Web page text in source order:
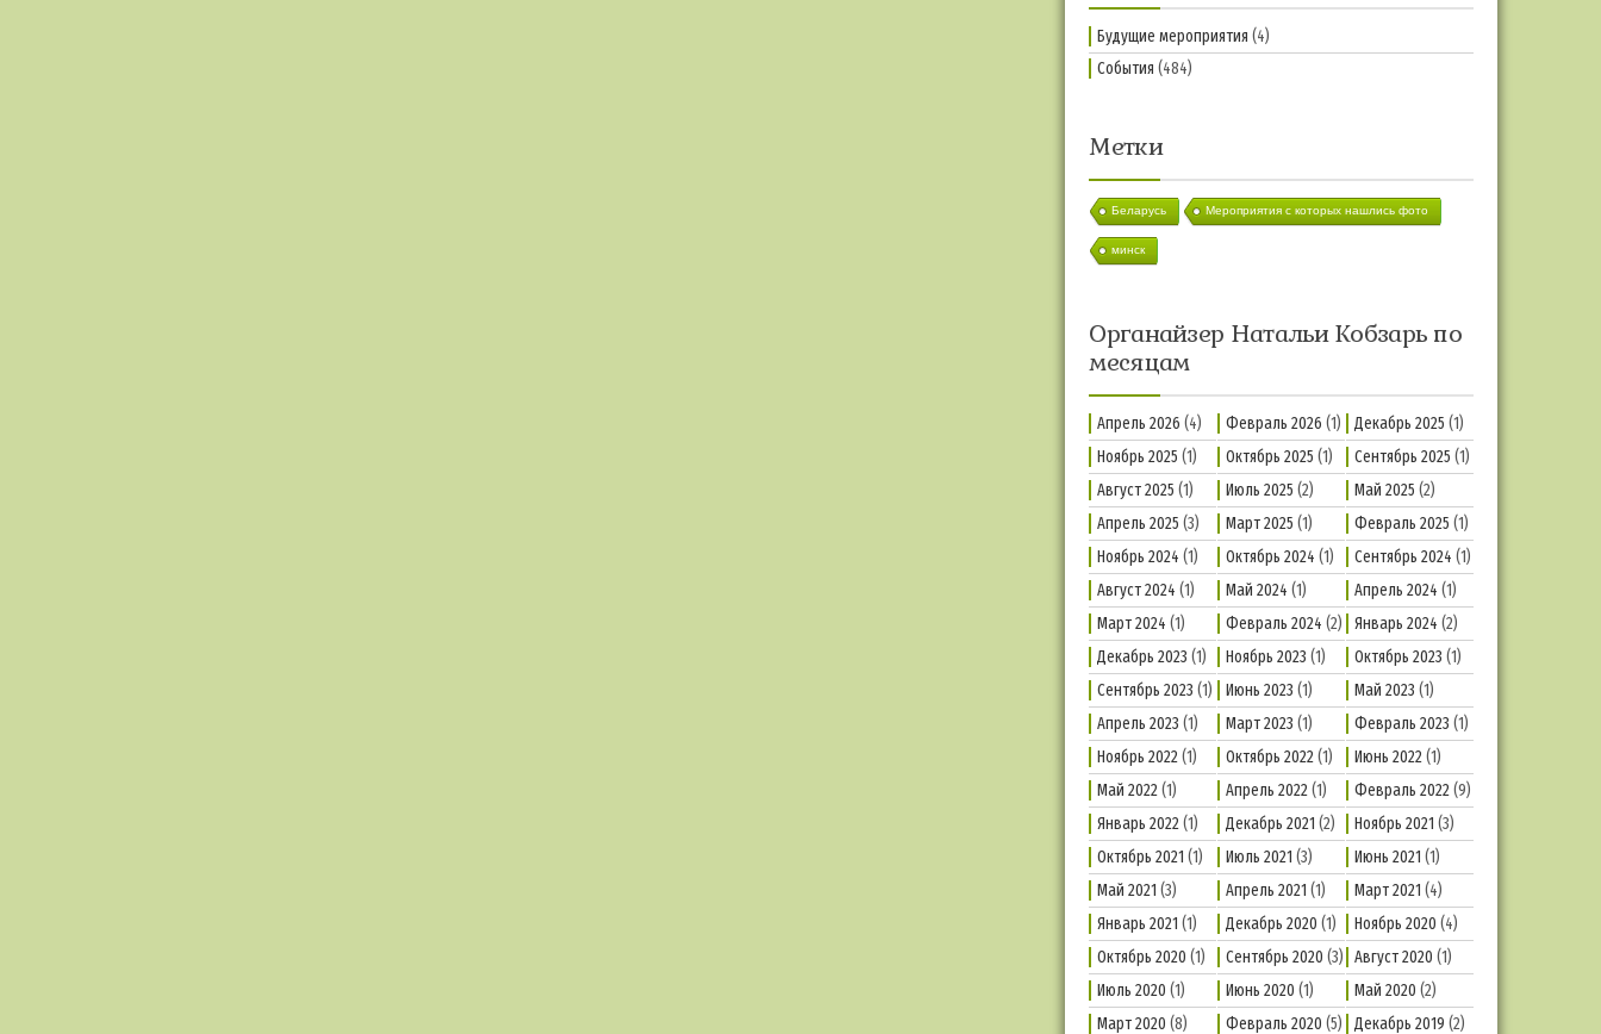
Будущие мероприятия (4)
События (484)
Метки
Беларусь Мероприятия с которых нашлись фото
минск
Органайзер Натальи Кобзарь по
месяцам
Апрель 2026 (4) Февраль 2026 (1) Декабрь 2025 (1)
Ноябрь 2025 (1) Октябрь 2025 (1) Сентябрь 2025 (1)
Август 2025 (1) Июль 2025 (2) Май 2025 (2)
Апрель 2025 (3) Март 2025 (1) Февраль 2025 (1)
Ноябрь 2024 (1) Октябрь 2024 (1) Сентябрь 2024 (1)
Август 2024 (1) Май 2024 (1) Апрель 2024 (1)
Март 2024 (1) Февраль 2024 (2) Январь 2024 (2)
Декабрь 2023 (1) Ноябрь 2023 (1) Октябрь 2023 (1)
Сентябрь 2023 (1) Июнь 2023 (1) Май 2023 (1)
Апрель 2023 (1) Март 2023 (1) Февраль 2023 (1)
Ноябрь 2022(1) Октябрь 2022(1) Июнь 2022(1)
Май 2022(1) Апрель 2022(1) Февраль 2022(9)
Январь 2022(1) Декабрь 2021 (2) Ноябрь 2021 (3)
Октябрь 2021 (1) Июль 2021 (3) Июнь 2021 (1)
Май 2021 (3) Апрель 2021 (1) Март 2021 (4)
Январь 2021 (1) Декабрь 2020 (1) Ноябрь 2020 (4)
Октябрь 2020 (1) Сентябрь 2020 (3) Август 2020 (1)
Июль 2020 (1) Июнь 2020 (1) Май 2020 (2)
Март 2020 (8) Февраль 2020 (5) Декабрь 2019 (2)